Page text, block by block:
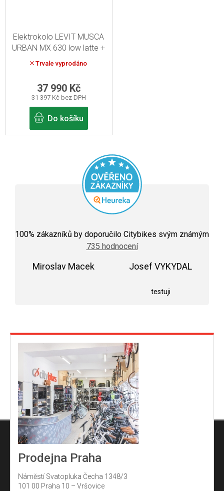
Elektrokolo LEVIT MUSCA
URBAN MX 630 low latte+
skládací zámek zdarma
Trvale vyprodáno
31 397 Kč bez DPH
37 990 Kč
Do košíku
hodnocení
obchodu
je
100% zákazníků by doporučilo Citybikes svým známým
735 hodnocení
Miroslav Macek Josef VYKYDAL
testuji
Prodejna Praha
Náměstí Svatopluka Čecha 1348/3
101 00 Praha 10 – Vršovice